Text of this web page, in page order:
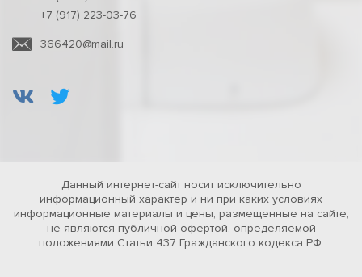
+7 (917) 223-03-76
366420@mail.ru
Данный интернет-сайт носит исключительно
информационный характер и ни при каких условиях
информационные материалы и цены, размещенные на сайте,
не являются публичной офертой, определяемой
положениями Статьи 437 Гражданского кодекса РФ.